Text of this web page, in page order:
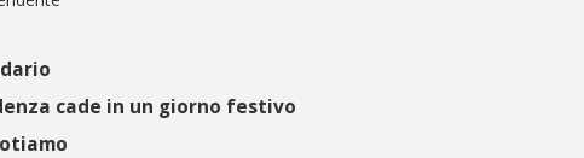
cade in un giorno festivo